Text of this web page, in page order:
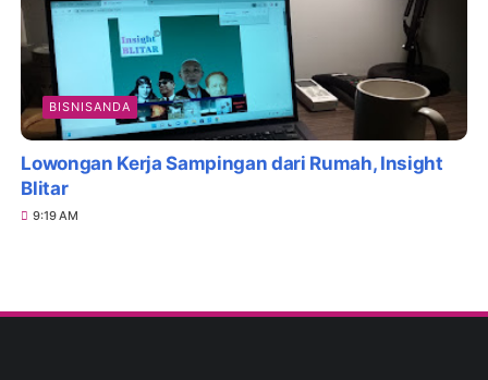
BISNISANDA
Lowongan Kerja Sampingan dari Rumah, Insight
Blitar
9:19 AM